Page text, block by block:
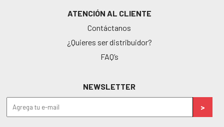
ATENCIÓN AL CLIENTE
Contáctanos
¿Quieres ser distribuidor?
FAQ’s
NEWSLETTER